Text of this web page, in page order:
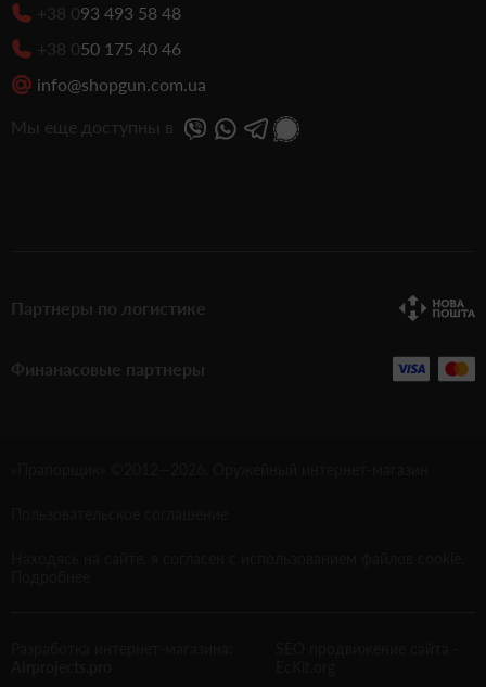
+38 093 493 58 48
+38 050 175 40 46
info@shopgun.com.ua
Мы еще доступны в
Партнеры по логистике
Финанасовые партнеры